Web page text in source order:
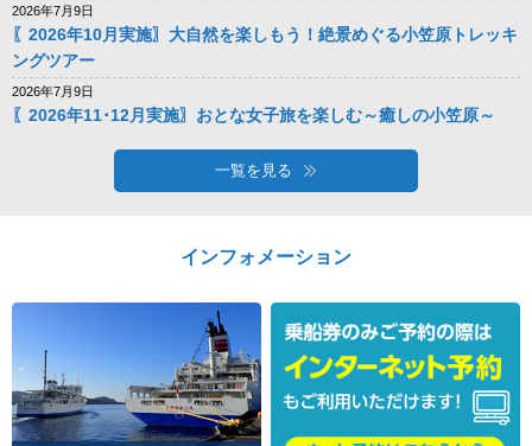
2026年7月9日
〖2026年10月実施〗大自然を楽しもう！絶景めぐる小笠原トレッキ
ングツアー
2026年7月9日
〖2026年11･12月実施〗おとな女子旅を楽しむ～癒しの小笠原～
一覧を見る
インフォメーション